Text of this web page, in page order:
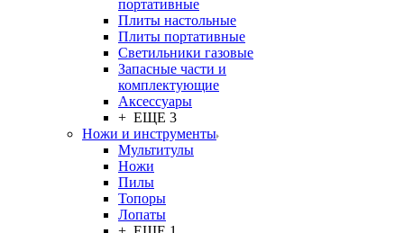
портативные
Плиты настольные
Плиты портативные
Светильники газовые
Запасные части и
комплектующие
Аксессуары
+ ЕЩЕ 3
Ножи и инструменты
Мультитулы
Ножи
Пилы
Топоры
Лопаты